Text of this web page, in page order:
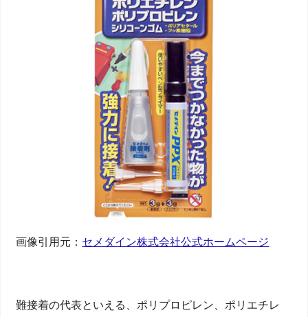
画像引用元： セメダイン株式会社公式ホームページ
難接着の代表といえる、ポリプロピレン、ポリエチレ